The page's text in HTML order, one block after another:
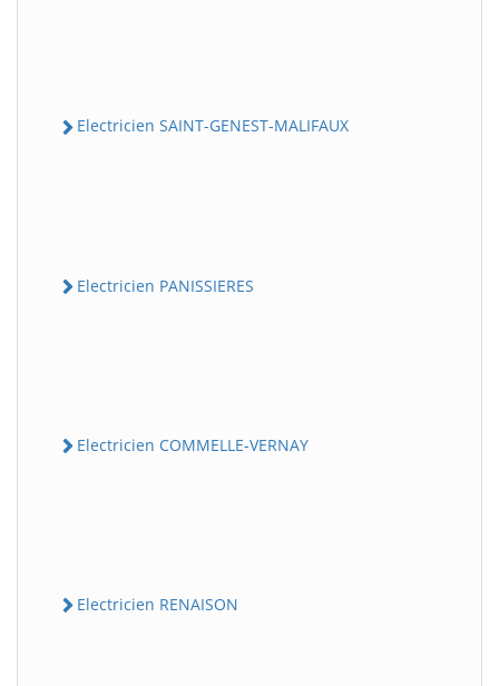
Electricien SAINT-GENEST-MALIFAUX
Electricien PANISSIERES
Electricien COMMELLE-VERNAY
Electricien RENAISON